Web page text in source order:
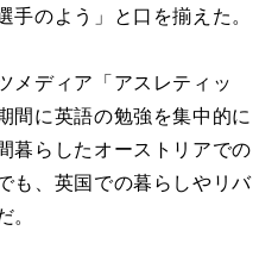
手のよう」と口を揃えた。
メディア「アスレティッ
間に英語の勉強を集中的に
暮らしたオーストリアでの
も、英国での暮らしやリバ